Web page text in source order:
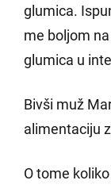
glumica.
me boljom
glumica u
Bivši muž
alimentaciju
O tome